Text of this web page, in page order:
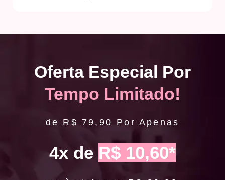
Oferta Especial Por
Tempo Limitado!
deR$ 79,90 Por Apenas
4x de R$ 10,60*